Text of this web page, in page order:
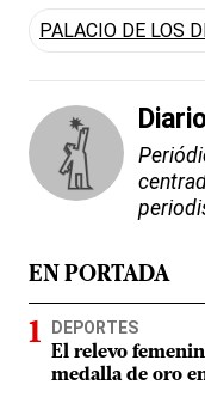
PALACIO DE LOS
EN PORTADA
DEPORTES
El relevo
medalla de oro